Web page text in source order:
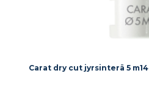
Carat dry cut jyrsinterä 5 m14